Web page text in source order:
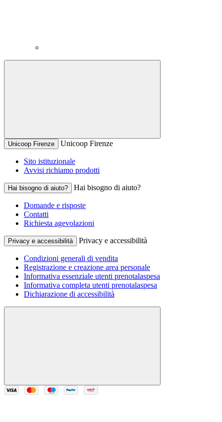
Unicoop Firenze Unicoop Firenze
Sito istituzionale
Avvisi richiamo prodotti
Hai bisogno di aiuto? Hai bisogno di aiuto?
Domande e risposte
Contatti
Richiesta agevolazioni
Privacy e accessibilità Privacy e accessibilità
Condizioni generali di vendita
Registrazione e creazione area personale
Informativa essenziale utenti prenotalaspesa
Informativa completa utenti prenotalaspesa
Dichiarazione di accessibilità